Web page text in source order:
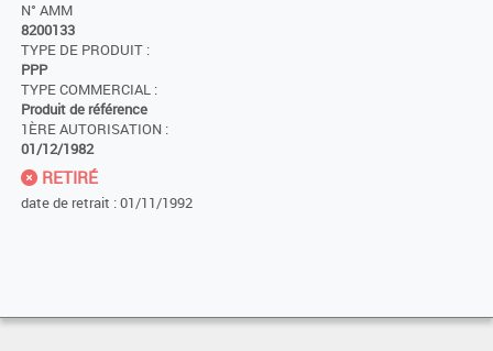
N° AMM
8200133
TYPE DE PRODUIT :
PPP
TYPE COMMERCIAL :
Produit de référence
1ÈRE AUTORISATION :
01/12/1982
RETIRÉ
date de retrait : 01/11/1992